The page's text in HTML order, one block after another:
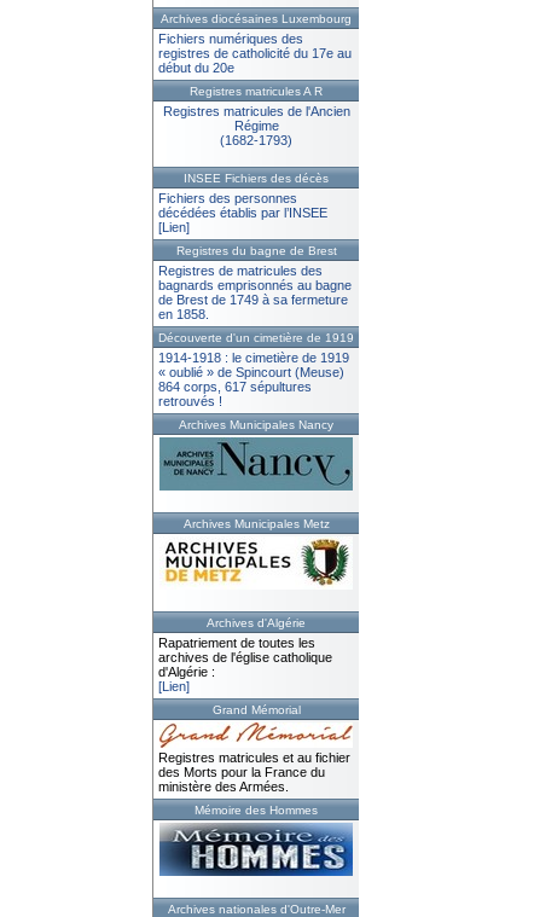
Archives diocésaines Luxembourg
Fichiers numériques des
registres de catholicité du 17e au
début du 20e
Registres matricules A R
Registres matricules de l'Ancien
Régime
(1682-1793)
INSEE Fichiers des décès
Fichiers des personnes
décédées établis par l’INSEE
[Lien]
Registres du bagne de Brest
Registres de matricules des
bagnards emprisonnés au bagne
de Brest de 1749 à sa fermeture
en 1858.
Découverte d'un cimetière de 1919
1914-1918 : le cimetière de 1919
« oublié » de Spincourt (Meuse)
864 corps, 617 sépultures
retrouvés !
Archives Municipales Nancy
Archives Municipales Metz
Archives d'Algérie
Rapatriement de toutes les
archives de l'église catholique
d'Algérie :
[Lien]
Grand Mémorial
Registres matricules et au fichier
des Morts pour la France du
ministère des Armées.
Mémoire des Hommes
Archives nationales d'Outre-Mer